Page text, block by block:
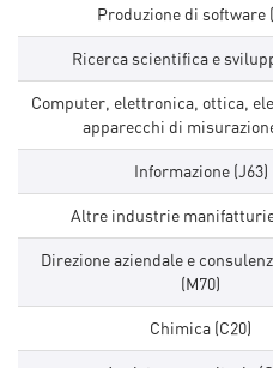
Produzione di software
Ricerca scientifica e
Computer, elettronica, ottica,
apparecchi di
Informazione (J63)
Altre industrie
Direzione aziendale e
(M70)
Chimica (C20)